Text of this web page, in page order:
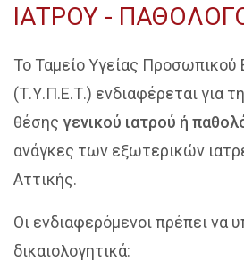
ΙΑΤΡΟΥ -
Το Ταμείο Υγείας Προσωπικού
(Τ.Υ.Π.Ε.Τ.) ενδιαφέρεται για
θέσης γενικού ιατρού ή
ανάγκες των εξωτερικών
Αττικής.
Οι ενδιαφερόμενοι πρέπει να
δικαιολογητικά: